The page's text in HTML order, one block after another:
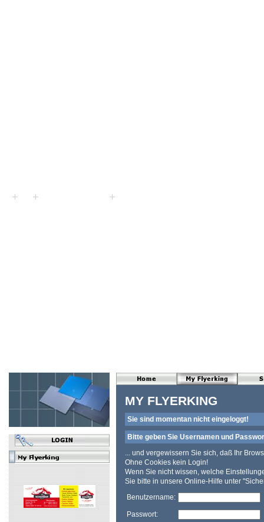
MY FLYERKING
Sie sind momentan nicht eingeloggt!
Bitte geben Sie Usernamen und
... und vergewissern Sie sich, daß Ihr
Ohne Cookies kein Login!
Wenn Sie nicht wissen, welche
Sie bitte in unsere Online-Hilfe unter
Benutzername:
Passwort: